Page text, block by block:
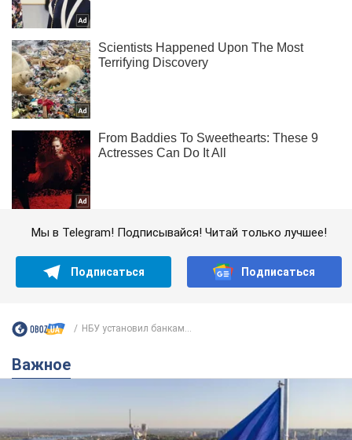
Мы в Telegram! Подписывайся! Читай только лучшее!
Подписаться Подписаться
НБУ установил банкам...
Важное